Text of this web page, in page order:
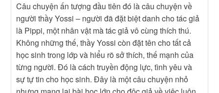
Câu chuyện ấn tượng đầu tiên đó là câu chuyện về
người thầy Yossi – người đã đặt biệt danh cho tác giả
là Pippi, một nhân vật mà tác giả vô cùng thích thú.
Không những thế, thầy Yossi còn đặt tên cho tất cả
học sinh trong lớp và hiểu rõ sở thích, thế mạnh của
từng người. Đó là cách truyền động lực, tình yêu và
sự tự tin cho học sinh. Đây là một câu chuyện nhỏ